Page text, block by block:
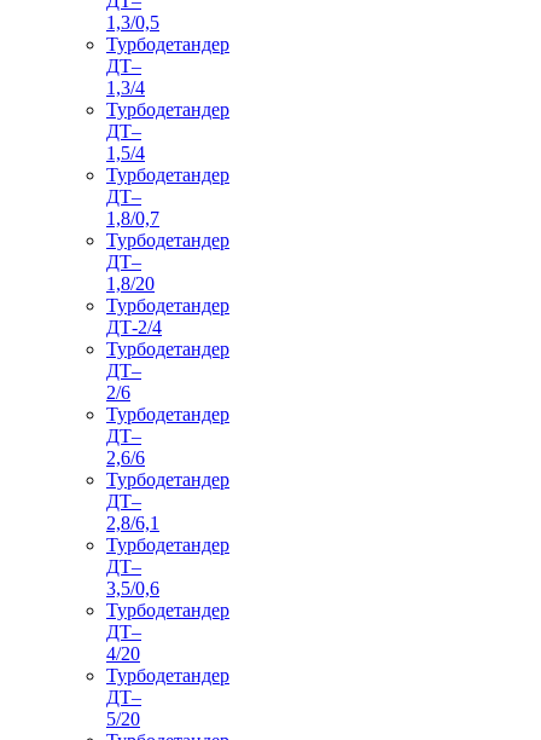
1,3/0,5
Турбодетандер
ДТ–
1,3/4
Турбодетандер
ДТ–
1,5/4
Турбодетандер
ДТ–
1,8/0,7
Турбодетандер
ДТ–
1,8/20
Турбодетандер
ДТ-2/4
Турбодетандер
ДТ–
2/6
Турбодетандер
ДТ–
2,6/6
Турбодетандер
ДТ–
2,8/6,1
Турбодетандер
ДТ–
3,5/0,6
Турбодетандер
ДТ–
4/20
Турбодетандер
ДТ–
5/20